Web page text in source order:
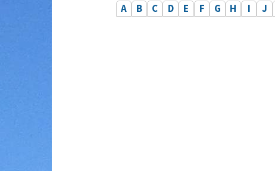
A B C D E F G H I J